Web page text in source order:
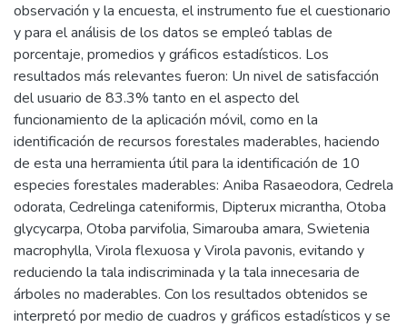
observación y la encuesta, el instrumento fue el cuestionario
y para el análisis de los datos se empleó tablas de
porcentaje, promedios y gráficos estadísticos. Los
resultados más relevantes fueron: Un nivel de satisfacción
del usuario de 83.3% tanto en el aspecto del
funcionamiento de la aplicación móvil, como en la
identificación de recursos forestales maderables, haciendo
de esta una herramienta útil para la identificación de 10
especies forestales maderables: Aniba Rasaeodora, Cedrela
odorata, Cedrelinga cateniformis, Dipterux micrantha, Otoba
glycycarpa, Otoba parvifolia, Simarouba amara, Swietenia
macrophylla, Virola flexuosa y Virola pavonis, evitando y
reduciendo la tala indiscriminada y la tala innecesaria de
árboles no maderables. Con los resultados obtenidos se
interpretó por medio de cuadros y gráficos estadísticos y se